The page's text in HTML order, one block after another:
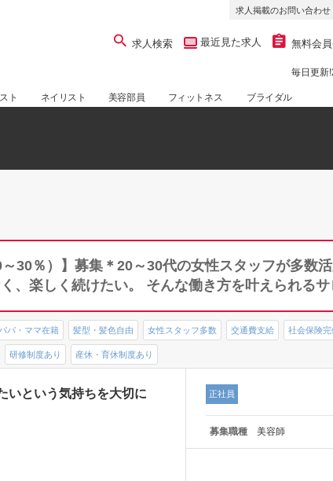
求人掲載のお問い合わせ
求人検索 最近見た求人 無料会
毎日更新
ト ネイリスト 美容部員 フィットネス ブライダル
30％）】募集＊20～30代の女性スタッフが多数活
、楽しく続けたい。 そんな働き方を叶えられるサ
パパ・ママ在籍 髪型・髪色自由 女性スタッフ多数 交通費支給 社会保険完
研修制度あり 産休・育休制度あり
いという気持ちを大切に
正社員
募集職種 美容師